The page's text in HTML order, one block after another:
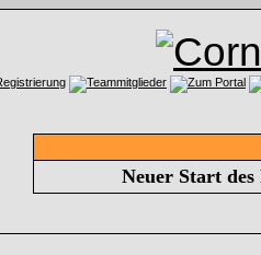
Neuer Start